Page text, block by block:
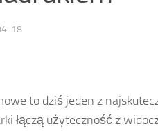
18
to dziś jeden z
łączą użyteczność z